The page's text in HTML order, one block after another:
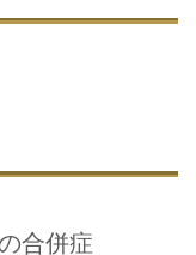
合併症